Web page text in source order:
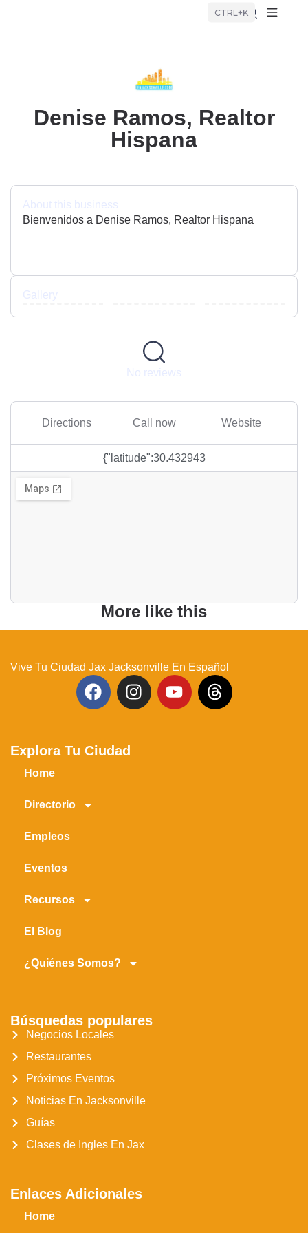
CTRL+K
Denise Ramos, Realtor
Hispana
About this business
Bienvenidos a Denise Ramos, Realtor Hispana
Gallery
No reviews
Directions Call now Website
{"latitude":30.432943
More like this
Vive Tu Ciudad Jax Jacksonville En Español
Explora Tu Ciudad
Home
Directorio
Empleos
Eventos
Recursos
El Blog
¿Quiénes Somos?
Búsquedas populares
Negocios Locales
Restaurantes
Próximos Eventos
Noticias En Jacksonville
Guías
Clases de Ingles En Jax
Enlaces Adicionales
Home